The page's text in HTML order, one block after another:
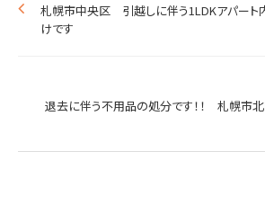
札幌市中央区 引越しに伴う1LDKアパート
けです
退去に伴う不用品の処分です！！ 札幌市